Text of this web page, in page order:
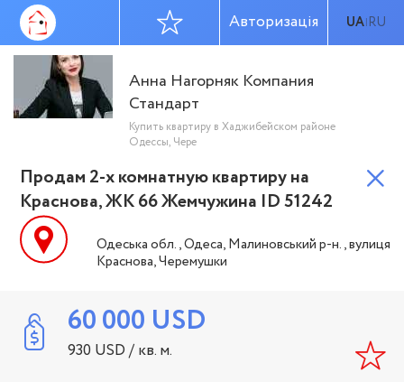
UA|RU
Авторизація
Анна Нагорняк Компания
Стандарт
Купить квартиру в Хаджибейском районе
Одессы, Чере
Продам 2-х комнатную квартиру на
Краснова, ЖК 66 Жемчужина ID 51242
Одеська обл., Одеса, Малиновський р-н., вулиця
Краснова, Черемушки
60 000 USD
930 USD/ кв. м.